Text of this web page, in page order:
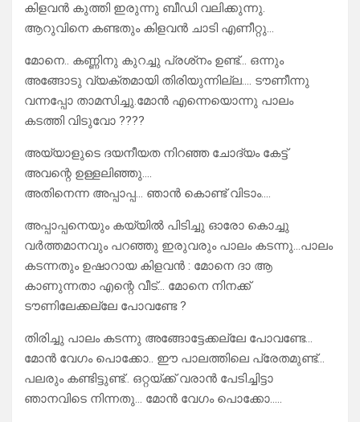
കിളവൻ കുത്തി ഇരുന്നു ബീഡി വലിക്കുന്നു.
ആറുവിനെ കണ്ടതും കിളവൻ ചാടി എണീറ്റു…
മോനെ.. കണ്ണിനു കുറച്ചു പ്രശ്‌നം ഉണ്ട്… ഒന്നും
അങ്ങോടു വ്യക്തമായി തിരിയുന്നില്ല…. ടൗണീന്നു
വന്നപ്പോ താമസിച്ചു.മോൻ എന്നെയൊന്നു പാലം
കടത്തി വിടുവോ ????
അയ്യാളുടെ ദയനീയത നിറഞ്ഞ ചോദ്യം കേട്ട്
അവന്റെ ഉള്ളലിഞ്ഞു….
അതിനെന്ന അപ്പാപ്പ… ഞാൻ കൊണ്ട് വിടാം….
അപ്പാപ്പനെയും കയ്യിൽ പിടിച്ചു ഓരോ കൊച്ചു
വർത്തമാനവും പറഞ്ഞു ഇരുവരും പാലം കടന്നു…പാലം
കടന്നതും ഉഷാറായ കിളവൻ : മോനെ ദാ ആ
കാണുന്നതാ എന്റെ വീട്… മോനെ നിനക്ക്
ടൗണിലേക്കല്ലേ പോവണ്ടേ ?
തിരിച്ചു പാലം കടന്നു അങ്ങോട്ടേക്കല്ലേ പോവണ്ടേ…
മോൻ വേഗം പൊക്കോ.. ഈ പാലത്തിലെ പ്രേതമുണ്ട്…
പലരും കണ്ടിട്ടുണ്ട്.. ഒറ്റയ്ക്ക് വരാൻ പേടിച്ചിട്ടാ
ഞാനവിടെ നിന്നതു… മോൻ വേഗം പൊക്കോ…..